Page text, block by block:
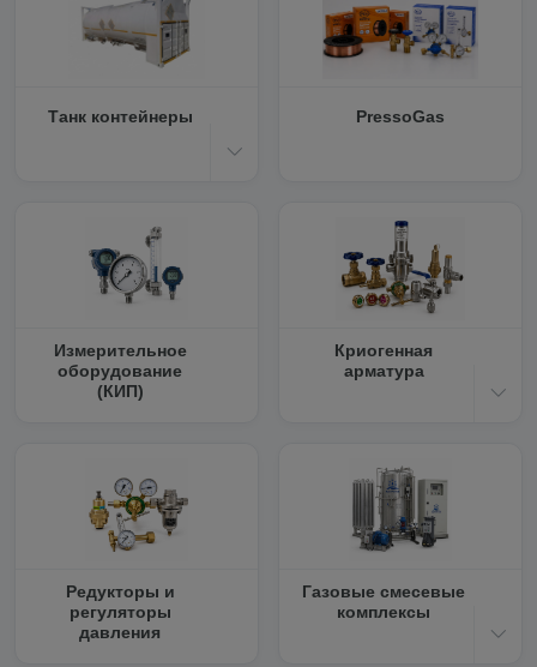
Танк контейнеры PressoGas
Измерительное
оборудование
(КИП)
Криогенная
арматура
Редукторы и
регуляторы
давления
Газовые смесевые
комплексы